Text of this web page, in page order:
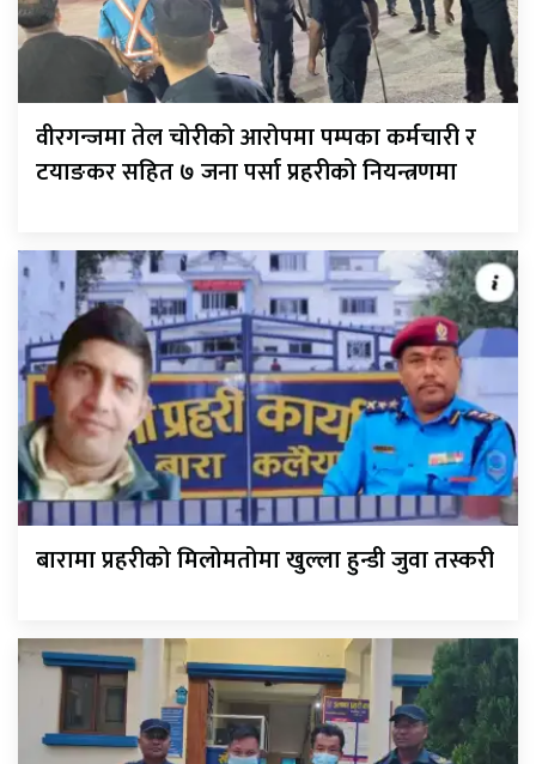
वीरगन्जमा तेल चोरीको आरोपमा पम्पका कर्मचारी र
टयाङकर सहित ७ जना पर्सा प्रहरीको नियन्त्रणमा
बारामा प्रहरीको मिलोमतोमा खुल्ला हुन्डी जुवा तस्करी